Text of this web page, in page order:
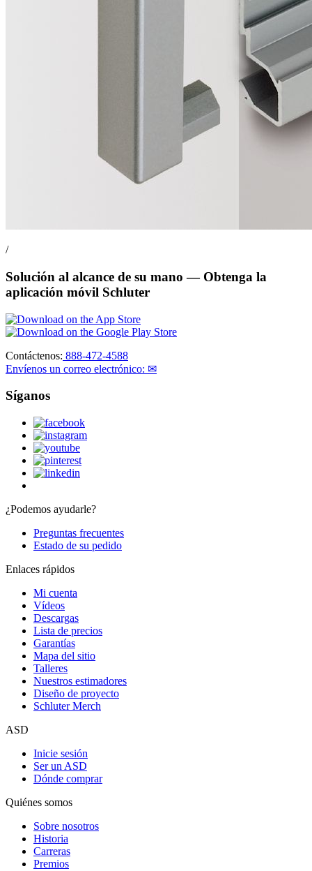
/
Solución al alcance de su mano — Obtenga la
aplicación móvil Schluter
Contáctenos: 888-472-4588
Envíenos un correo electrónico: ✉
Síganos
¿Podemos ayudarle?
Preguntas frecuentes
Estado de su pedido
Enlaces rápidos
Mi cuenta
Vídeos
Descargas
Lista de precios
Garantías
Mapa del sitio
Talleres
Nuestros estimadores
Diseño de proyecto
Schluter Merch
ASD
Inicie sesión
Ser un ASD
Dónde comprar
Quiénes somos
Sobre nosotros
Historia
Carreras
Premios